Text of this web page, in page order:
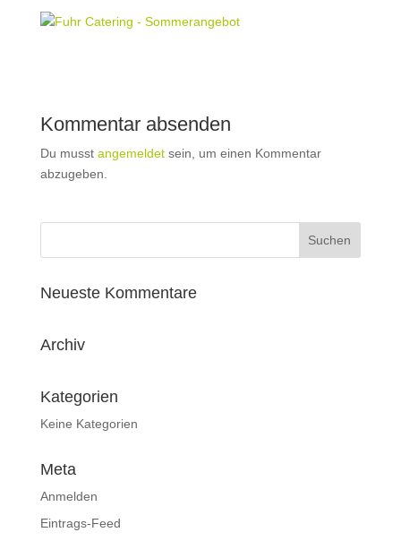
Kommentar absenden
Du musst angemeldetsein, um einen Kommentar
abzugeben.
Neueste Kommentare
Archiv
Kategorien
Keine Kategorien
Meta
Anmelden
Eintrags-Feed